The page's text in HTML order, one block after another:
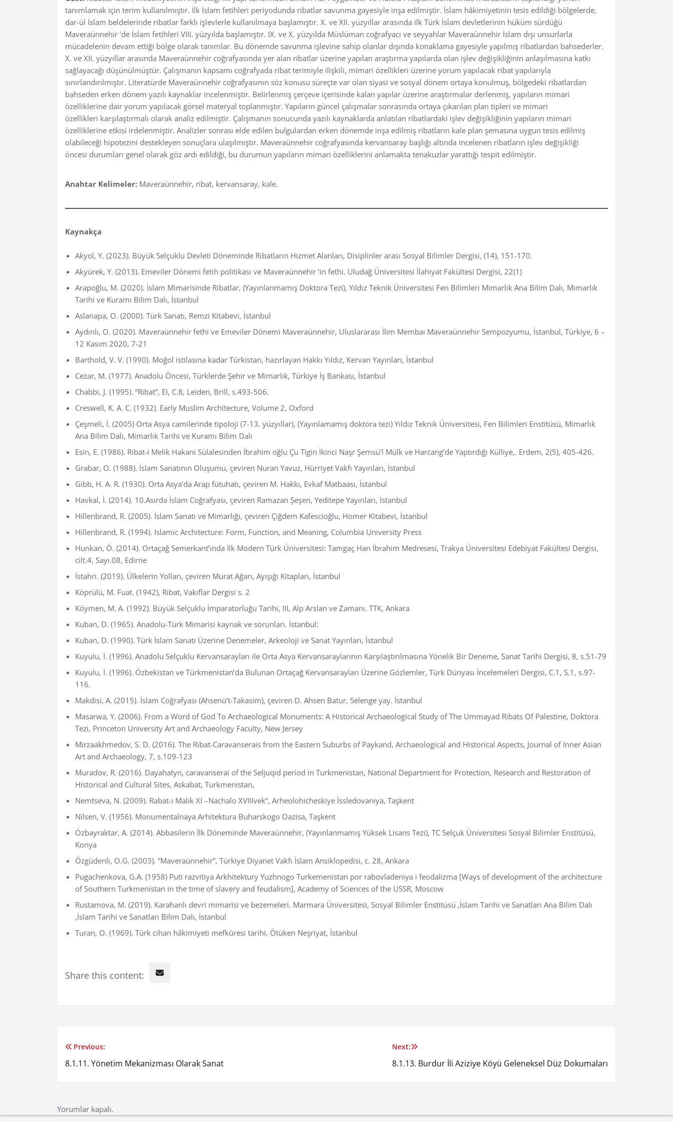
tanımlamak için terim kullanılmıştır. İlk İslam fetihleri periyodunda ribatlar savunma gayesiyle inşa edilmiştir. İslam hâkimiyetinin tesis edildiği bölgelerde,
dar-ül İslam beldelerinde ribatlar farklı işlevlerle kullanılmaya başlamıştır. X. ve XII. yüzyıllar arasında ilk Türk İslam devletlerinin hüküm sürdüğü
Maveraünnehir ’de İslam fetihleri VIII. yüzyılda başlamıştır. IX. ve X. yüzyılda Müslüman coğrafyacı ve seyyahlar Maveraünnehir İslam dışı unsurlarla
mücadelenin devam ettiği bölge olarak tanımlar. Bu dönemde savunma işlevine sahip olanlar dışında konaklama gayesiyle yapılmış ribatlardan bahsederler.
X. ve XII. yüzyıllar arasında Maveraünnehir coğrafyasında yer alan ribatlar üzerine yapılan araştırma yapılarda olan işlev değişikliğinin anlaşılmasına katkı
sağlayacağı düşünülmüştür. Çalışmanın kapsamı coğrafyada ribat terimiyle ilişkili, mimari özellikleri üzerine yorum yapılacak ribat yapılarıyla
sınırlandırılmıştır. Literatürde Maveraünnehir coğrafyasının söz konusu süreçte var olan siyasi ve sosyal dönem ortaya konulmuş, bölgedeki ribatlardan
bahseden erken dönem yazılı kaynaklar incelenmiştir. Belirlenmiş çerçeve içerisinde kalan yapılar üzerine araştırmalar derlenmiş, yapıların mimari
özelliklerine dair yorum yapılacak görsel materyal toplanmıştır. Yapıların güncel çalışmalar sonrasında ortaya çıkarılan plan tipleri ve mimari
özellikleri karşılaştırmalı olarak analiz edilmiştir. Çalışmanın sonucunda yazılı kaynaklarda anlatılan ribatlardaki işlev değişikliğinin yapıların mimari
özelliklerine etkisi irdelenmiştir. Analizler sonrası elde edilen bulgulardan erken dönemde inşa edilmiş ribatların kale plan şemasına uygun tesis edilmiş
olabileceği hipotezini destekleyen sonuçlara ulaşılmıştır. Maveraünnehir coğrafyasında kervansaray başlığı altında incelenen ribatların işlev değişikliği
öncesi durumları genel olarak göz ardı edildiği, bu durumun yapıların mimari özelliklerini anlamakta tenakuzlar yarattığı tespit edilmiştir.
Anahtar Kelimeler: Maveraünnehir, ribat, kervansaray, kale.
Kaynakça
Akyol, Y. (2023). Büyük Selçuklu Devleti Döneminde Ribatların Hizmet Alanları, Disiplinler arası Sosyal Bilimler Dergisi, (14), 151-170.
Akyürek, Y. (2013). Emeviler Dönemi fetih politikası ve Maveraünnehir ‘in fethi. Uludağ Üniversitesi İlahiyat Fakültesi Dergisi, 22(1)
Arapoğlu, M. (2020). İslam Mimarisinde Ribatlar, (Yayınlanmamış Doktora Tezi), Yıldız Teknik Üniversitesi Fen Bilimleri Mimarlık Ana Bilim Dalı, Mimarlık
Tarihi ve Kuramı Bilim Dalı, İstanbul
Aslanapa, O. (2000). Türk Sanatı, Remzi Kitabevi, İstanbul
Aydınlı, O. (2020). Maveraünnehir fethi ve Emeviler Dönemi Maveraünnehir, Uluslararası İlim Membaı Maveraünnehir Sempozyumu, İstanbul, Türkiye, 6 –
12 Kasım 2020, 7-21
Barthold, V. V. (1990). Moğol istilasına kadar Türkistan, hazırlayan Hakkı Yıldız, Kervan Yayınları, İstanbul
Cezar, M. (1977). Anadolu Öncesi, Türklerde Şehir ve Mimarlık, Türkiye İş Bankası, İstanbul
Chabbi, J. (1995). “Ribat”, EI, C.8, Leiden, Brill, s.493-506.
Creswell, K. A. C. (1932). Early Muslim Architecture, Volume 2, Oxford
Çeşmeli, İ. (2005) Orta Asya camilerinde tipoloji (7-13. yüzyıllar), (Yayınlamamış doktora tezi) Yıldız Teknik Üniversitesi, Fen Bilimleri Enstitüsü, Mimarlık
Ana Bilim Dalı, Mimarlık Tarihi ve Kuramı Bilim Dalı
Esin, E. (1986). Ribat-i Melik Hakani Sülalesinden İbrahim oğlu Çu Tigin İkinci Naşr Şemsü’l Mülk ve Harcang’de Yaptırdığı Külliye,. Erdem, 2(5), 405-426.
Grabar, O. (1988). İslam Sanatının Oluşumu, çeviren Nuran Yavuz, Hürriyet Vakfı Yayınları, İstanbul
Gibb, H. A. R. (1930). Orta Asya’da Arap fütuhatı, çeviren M. Hakkı, Evkaf Matbaası, İstanbul
Havkal, İ. (2014). 10.Asırda İslam Coğrafyası, çeviren Ramazan Şeşen, Yeditepe Yayınları, İstanbul
Hillenbrand, R. (2005). İslam Sanatı ve Mimarlığı, çeviren Çiğdem Kafescioğlu, Homer Kitabevi, İstanbul
Hillenbrand, R. (1994). Islamic Architecture: Form, Function, and Meaning, Columbia University Press
Hunkan, Ö. (2014). Ortaçağ Semerkant’ında İlk Modern Türk Üniversitesi: Tamgaç Han İbrahim Medresesi, Trakya Üniversitesi Edebiyat Fakültesi Dergisi,
cilt.4, Sayı.08, Edirne
İstahri. (2019). Ülkelerin Yolları, çeviren Murat Ağarı, Ayışığı Kitapları, İstanbul
Köprülü, M. Fuat. (1942), Ribat, Vakıflar Dergisi s. 2
Köymen, M. A. (1992). Büyük Selçuklu İmparatorluğu Tarihi, III, Alp Arslan ve Zamanı. TTK, Ankara
Kuban, D. (1965). Anadolu-Türk Mimarisi kaynak ve sorunları. İstanbul:
Kuban, D. (1990). Türk İslam Sanatı Üzerine Denemeler, Arkeoloji ve Sanat Yayınları, İstanbul
Kuyulu, İ. (1996). Anadolu Selçuklu Kervansarayları ile Orta Asya Kervansaraylarının Karşılaştırılmasına Yönelik Bir Deneme, Sanat Tarihi Dergisi, 8, s.51-79
Kuyulu, İ. (1996). Özbekistan ve Türkmenistan’da Bulunan Ortaçağ Kervansarayları Üzerine Gözlemler, Türk Dünyası İncelemeleri Dergisi, C.1, S.1, s.97-
116.
Makdisi, A. (2015). İslam Coğrafyası (Ahsenü’t-Takasim), çeviren D. Ahsen Batur, Selenge yay. İstanbul
Masarwa, Y. (2006). From a Word of God To Archaeological Monuments: A Historical Archaeological Study of The Ummayad Ribats Of Palestine, Doktora
Tezi, Princeton University Art and Archaeology Faculty, New Jersey
Mirzaakhmedov, S. D. (2016). The Ribat-Caravanserais from the Eastern Suburbs of Paykand, Archaeological and Historical Aspects, Journal of Inner Asian
Art and Archaeology, 7, s.109-123
Muradov, R. (2016). Dayahatyn, caravanserai of the Seljuqid period in Turkmenistan, National Department for Protection, Research and Restoration of
Historical and Cultural Sites, Askabat, Turkmenistan,
Nemtseva, N. (2009). Rabat-ı Malik XI –Nachalo XVIIIvek”, Arheolohicheskiye İssledovaniya, Taşkent
Nilsen, V. (1956). Monumentalnaya Arhitektura Buharskogo Oazisa, Taşkent
Özbayraktar, A. (2014). Abbasilerin İlk Döneminde Maveraünnehir, (Yayınlanmamış Yüksek Lisans Tezi), TC Selçuk Üniversitesi Sosyal Bilimler Enstitüsü,
Konya
Özgüdenli, O.G. (2003). “Maveraünnehir”, Türkiye Diyanet Vakfı İslam Ansiklopedisi, c. 28, Ankara
Pugachenkova, G.A. (1958) Puti razvitiya Arkhitektury Yuzhnogo Turkemenistan por rabovladeniya i feodalizma [Ways of development of the architecture
of Southern Turkmenistan in the time of slavery and feudalism], Academy of Sciences of the USSR, Moscow
Rustamova, M. (2019). Karahanlı devri mimarisi ve bezemeleri. Marmara Üniversitesi, Sosyal Bilimler Enstitüsü ,İslam Tarihi ve Sanatları Ana Bilim Dalı
,İslam Tarihi ve Sanatları Bilim Dalı, İstanbul
Turan, O. (1969). Türk cihan hâkimiyeti mefkûresi tarihi, Ötüken Neşriyat, İstanbul
Share this content:
Yazı
Previous:
8.1.11. Yönetim Mekanizması Olarak Sanat
Next:
8.1.13. Burdur İli Aziziye Köyü Geleneksel Düz Dokumaları
Yorumlar kapalı.